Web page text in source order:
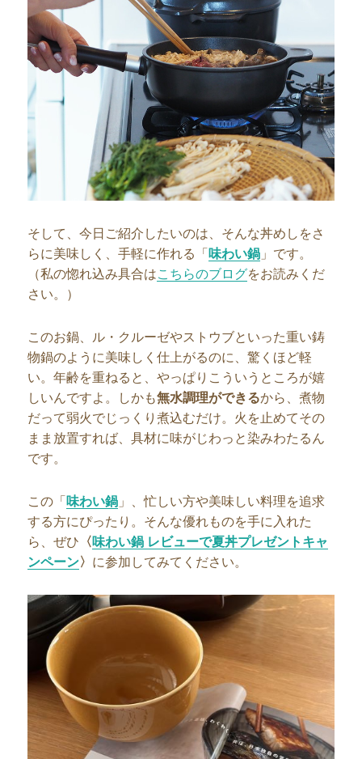
そして、今日ご紹介したいのは、そんな丼めしをさ
らに美味しく、手軽に作れる「 味わい鍋 」です。
（私の惚れ込み具合はこちらのブログをお読みくだ
さい。）
このお鍋、ル・クルーゼやストウブといった重い鋳
物鍋のように美味しく仕上がるのに、驚くほど軽
い。年齢を重ねると、やっぱりこういうところが嬉
しいんですよ。しかも無水調理ができるから、煮物
だって弱火でじっくり煮込むだけ。火を止めてその
まま放置すれば、具材に味がじわっと染みわたるん
です。
この「 味わい鍋 」、忙しい方や美味しい料理を追求
する方にぴったり。そんな優れものを手に入れた
ら、ぜひ 〈 味わい鍋 レビューで夏丼プレゼントキャ
ンペーン〉 に参加してみてください。